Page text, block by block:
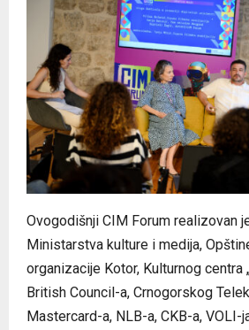
Ovogodišnji CIM Forum realizovan
Ministarstva kulture i medija,
organizacije Kotor, Kulturnog centra
British Council-a, Crnogorskog
Mastercard-a, NLB-a, CKB-a, VOLI-